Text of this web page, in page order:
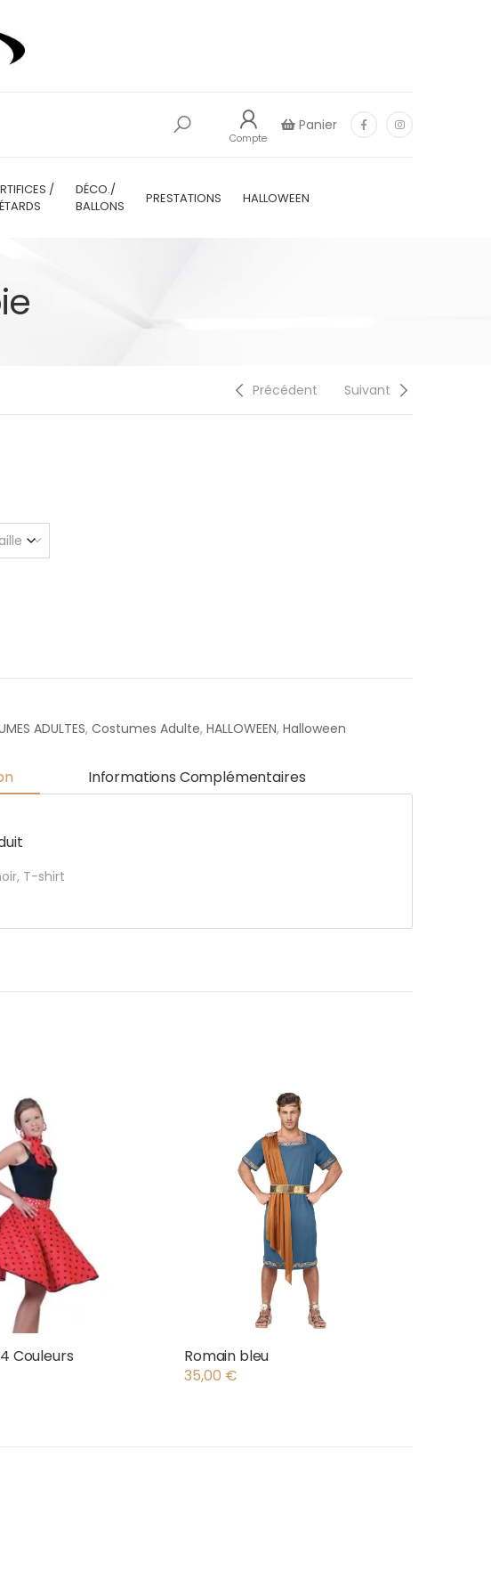
Compte
Panier
/
DÉCO./
BALLONS
PRESTATIONS HALLOWEEN
Précédent Suivant
ADULTES, Costumes Adulte, HALLOWEEN, Halloween
Informations Complémentaires
T-shirt
Couleurs
Romain bleu
35,00 €